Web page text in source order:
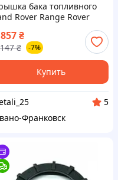
бака топливного
Rover Range Rover
03-12 202123530 Крос
202123530
₴
₴ -7%
Купить
5
Франковск